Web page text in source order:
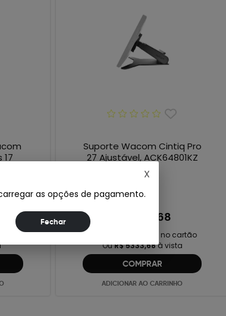
Suporte Wacom Cintiq Pro
27 Ajustável, ACK64801KZ
R$5.333,68
no cartão
OuR$ 5333,68à vista
COMPRAR
ADICIONAR AO CARRINHO
as opções de pagamento.
X